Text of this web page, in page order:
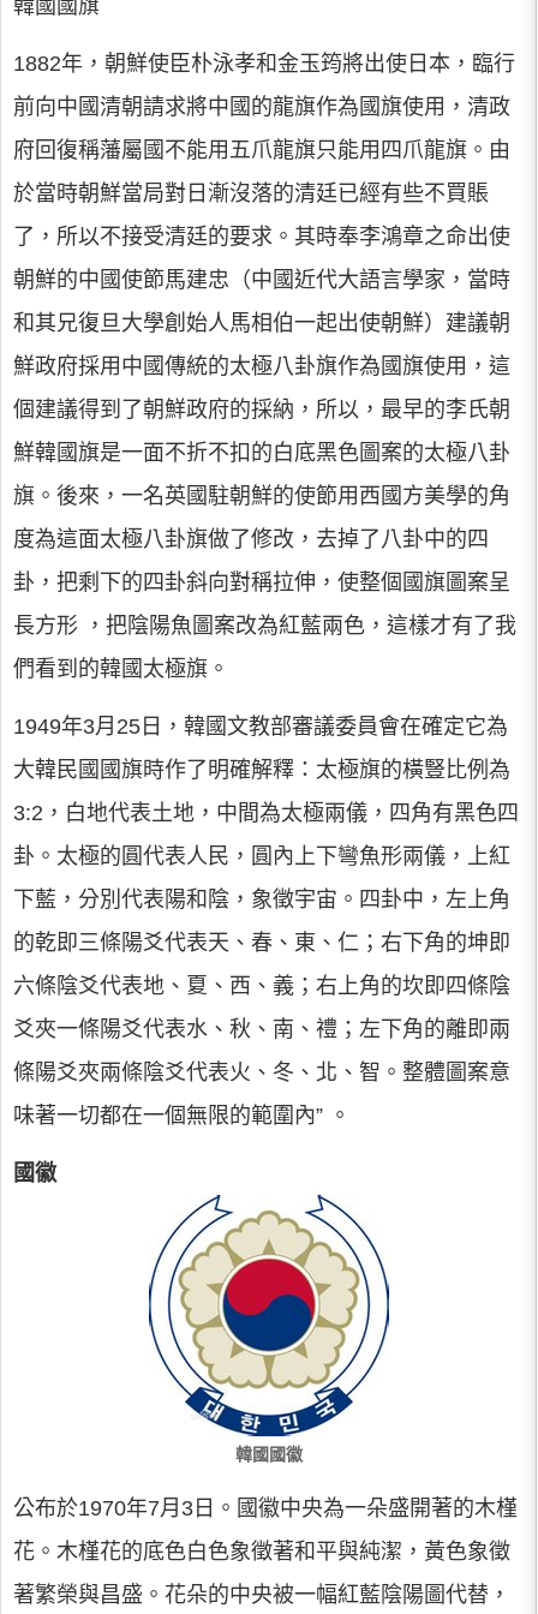
韓國國旗
1882年，朝鮮使臣朴泳孝和金玉筠將出使日本，臨行
前向中國清朝請求將中國的龍旗作為國旗使用，清政
府回復稱藩屬國不能用五爪龍旗只能用四爪龍旗。由
於當時朝鮮當局對日漸沒落的清廷已經有些不買賬
了，所以不接受清廷的要求。其時奉李鴻章之命出使
朝鮮的中國使節馬建忠（中國近代大語言學家，當時
和其兄復旦大學創始人馬相伯一起出使朝鮮）建議朝
鮮政府採用中國傳統的太極八卦旗作為國旗使用，這
個建議得到了朝鮮政府的採納，所以，最早的李氏朝
鮮韓國旗是一面不折不扣的白底黑色圖案的太極八卦
旗。後來，一名英國駐朝鮮的使節用西國方美學的角
度為這面太極八卦旗做了修改，去掉了八卦中的四
卦，把剩下的四卦斜向對稱拉伸，使整個國旗圖案呈
長方形 ，把陰陽魚圖案改為紅藍兩色，這樣才有了我
們看到的韓國太極旗。
1949年3月25日，韓國文教部審議委員會在確定它為
大韓民國國旗時作了明確解釋：太極旗的橫豎比例為
3:2，白地代表土地，中間為太極兩儀，四角有黑色四
卦。太極的圓代表人民，圓內上下彎魚形兩儀，上紅
下藍，分別代表陽和陰，象徵宇宙。四卦中，左上角
的乾即三條陽爻代表天、春、東、仁；右下角的坤即
六條陰爻代表地、夏、西、義；右上角的坎即四條陰
爻夾一條陽爻代表水、秋、南、禮；左下角的離即兩
條陽爻夾兩條陰爻代表火、冬、北、智。整體圖案意
味著一切都在一個無限的範圍內” 。
國徽
韓國國徽
公布於1970年7月3日。國徽中央為一朵盛開著的木槿
花。木槿花的底色白色象徵著和平與純潔，黃色象徵
著繁榮與昌盛。花朵的中央被一幅紅藍陰陽圖代替，